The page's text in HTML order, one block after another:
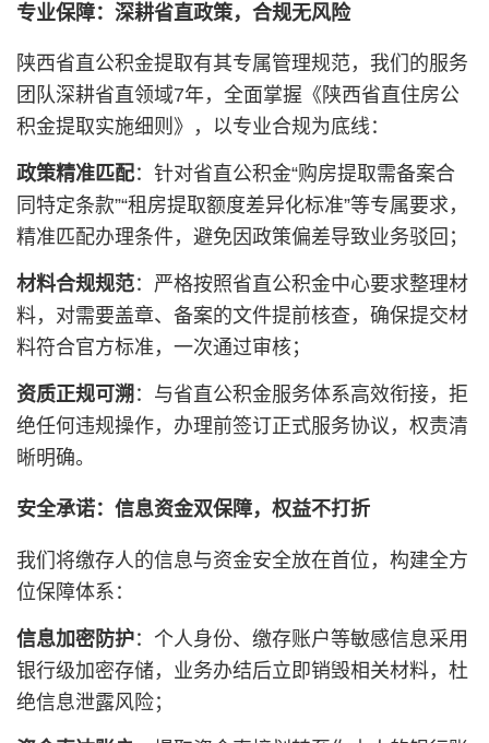
专业保障：深耕省直政策，合规无风险
陕西省直公积金提取有其专属管理规范，我们的服务
团队深耕省直领域7年，全面掌握《陕西省直住房公
积金提取实施细则》，以专业合规为底线：
政策精准匹配：针对省直公积金“购房提取需备案合
同特定条款”“租房提取额度差异化标准”等专属要求，
精准匹配办理条件，避免因政策偏差导致业务驳回；
材料合规规范：严格按照省直公积金中心要求整理材
料，对需要盖章、备案的文件提前核查，确保提交材
料符合官方标准，一次通过审核；
资质正规可溯 ：与省直公积金服务体系高效衔接，拒
绝任何违规操作，办理前签订正式服务协议，权责清
晰明确。
安全承诺：信息资金双保障，权益不打折
我们将缴存人的信息与资金安全放在首位，构建全方
位保障体系：
信息加密防护：个人身份、缴存账户等敏感信息采用
银行级加密存储，业务办结后立即销毁相关材料，杜
绝信息泄露风险；